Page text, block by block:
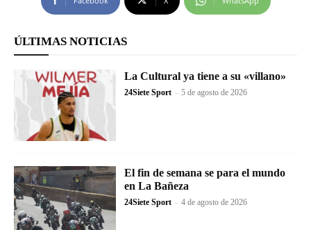
ÚLTIMAS NOTICIAS
La Cultural ya tiene a su «villano»
24Siete Sport - 5 de agosto de 2026
El fin de semana se para el mundo
en La Bañeza
24Siete Sport - 4 de agosto de 2026